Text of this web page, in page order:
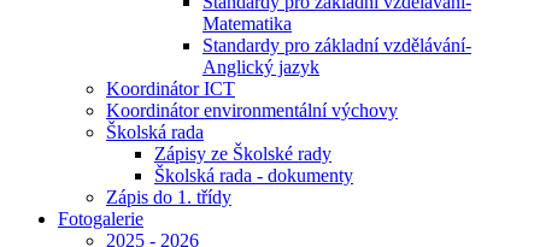
Matematika
Standardy pro základní vzdělávání-
Anglický jazyk
Koordinátor ICT
Koordinátor environmentální výchovy
Školská rada
Zápisy ze Školské rady
Školská rada - dokumenty
Zápis do 1. třídy
Fotogalerie
2025 - 2026